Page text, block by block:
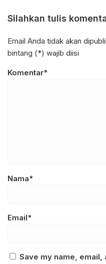
Silahkan tulis
Email Anda tidak akan
bintang (*) wajib diisi
Komentar*
Nama*
Email*
Save my name,